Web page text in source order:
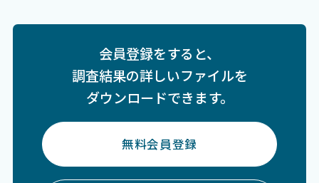
会員登録をすると、
調査結果の詳しいファイルを
ダウンロードできます。
無料会員登録